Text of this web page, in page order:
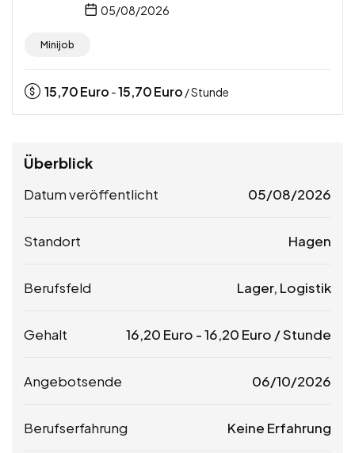
05/08/2026
Minijob
15,70Euro -15,70Euro / Stunde
Überblick
Datum veröffentlicht 05/08/2026
Standort Hagen
Berufsfeld Lager, Logistik
Gehalt 16,20 Euro -16,20 Euro / Stunde
Angebotsende 06/10/2026
Berufserfahrung Keine Erfahrung